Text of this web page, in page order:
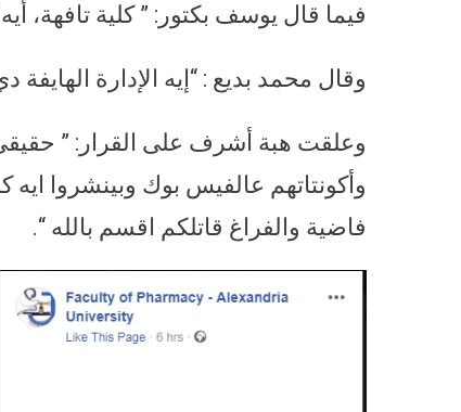
فيما قال يوسف بكتور: ” كلية تافهة،
وقال محمد بديع : “إيه الإدارة
وعلقت هبة أشرف على القرار: ” حقيقي
وأكونتاتهم عالفيس بوك وبينشروا ايه
فاضية والفراغ قاتلكم اقسم بالله “.